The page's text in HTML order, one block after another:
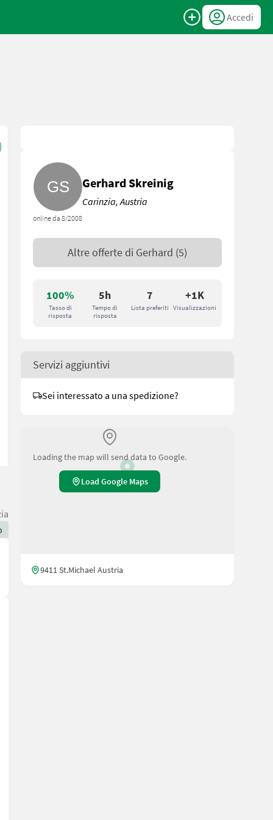
Accedi
100%
Tasso di
risposta
5h
Tempo di
risposta
7
Lista preferiti
+1K
Visualizzazioni
online da 8/2008
Gerhard Skreinig
Carinzia, Austria
Altre offerte di Gerhard (5)
Servizi aggiuntivi
Sei interessato a una spedizione?
Loading the map will send data to Google.
Load Google Maps
9411 St.Michael Austria